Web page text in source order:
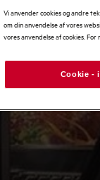
Vi anvender cookies og andre
om din anvendelse af vores
vores anvendelse af cookies.
Cookie -